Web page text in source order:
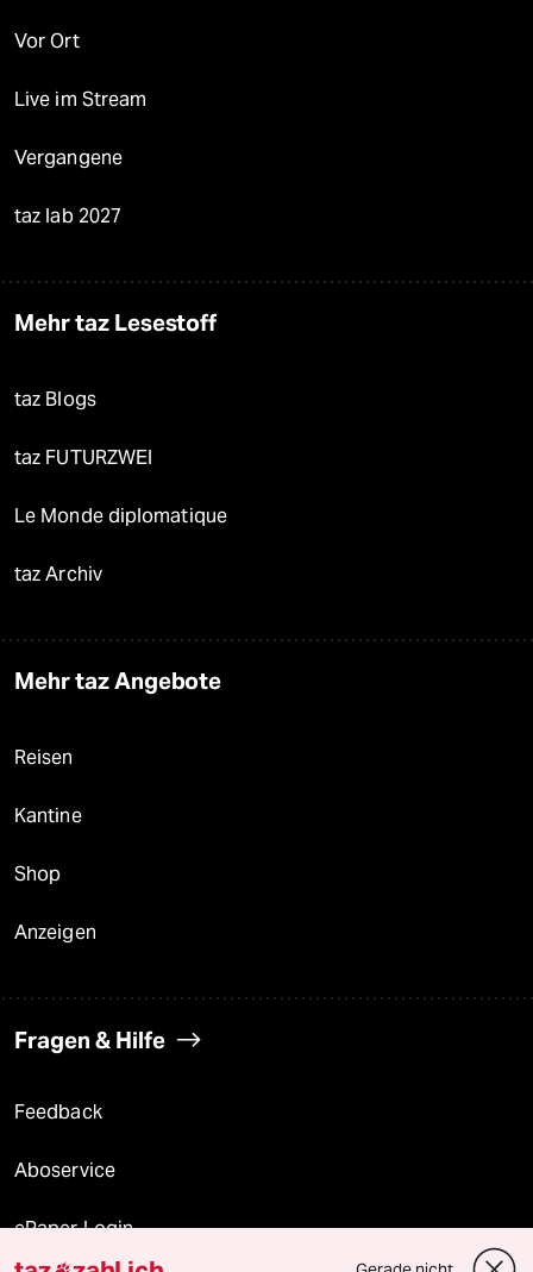
Vor Ort
Live im Stream
Vergangene
taz lab 2027
Mehr taz Lesestoff
taz Blogs
taz FUTURZWEI
Le Monde diplomatique
taz Archiv
Mehr taz Angebote
Reisen
Kantine
Shop
Anzeigen
Fragen & Hilfe
Feedback
Aboservice
ePaper Login